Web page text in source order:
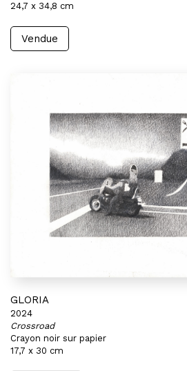
24,7 x 34,8 cm
Vendue
GLORIA
2024
Crossroad
Crayon noir sur papier
17,7 x 30 cm